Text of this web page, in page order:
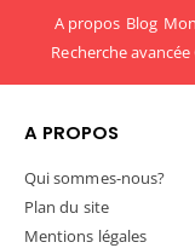
A propos Blog
Recherche avancée
A PROPOS
Qui sommes-nous?
Plan du site
Mentions légales